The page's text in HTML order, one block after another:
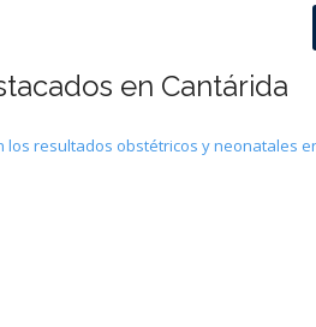
en Cantárida
los resultados obstétricos y neonatales